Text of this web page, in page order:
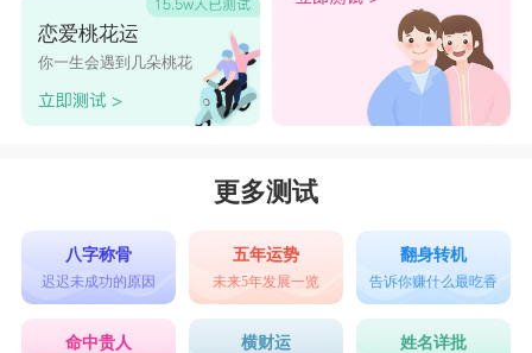
恋爱桃花运
你一生会遇到几朵桃花
更多测试
八字称骨
迟迟未成功的原因
五年运势
未来5年发展一览
翻身转机
告诉你赚什么最吃香
命中贵人 横财运 姓名详批